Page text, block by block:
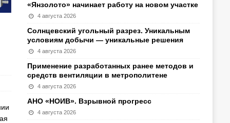
«Янзолото» начинает работу на новом участке
4 августа 2026
Солнцевский угольный разрез. Уникальным
условиям добычи — уникальные решения
4 августа 2026
Применение разработанных ранее методов и
средств вентиляции в метрополитене
4 августа 2026
АНО «НОИВ». Взрывной прогресс
4 августа 2026